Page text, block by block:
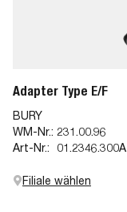
Adapter Type E/F
BURY
WM-Nr.: 231.00.96
Art-Nr.:
01.2346.300A
Filiale wählen